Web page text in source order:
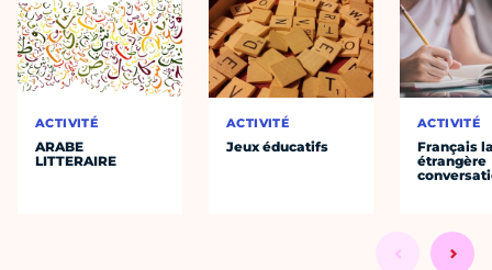
ACTIVITÉ
ARABE
LITTERAIRE
ACTIVITÉ
Jeux éducatifs
ACTIVITÉ
Français
étrangère